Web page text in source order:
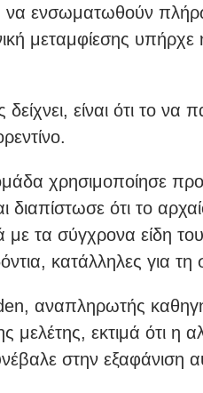
ενσωματωθούν
μεταμφίεσης
είναι ότι το να
χρησιμοποίησε
διαπίστωσε ότι το
με τα σύγχρονα είδη
κατάλληλες για
αναπληρωτής
μελέτης, εκτιμά ότι η
στην εξαφάνιση